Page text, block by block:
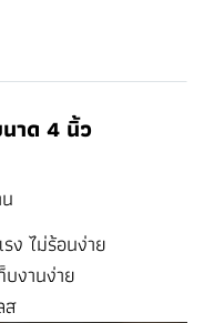
าด 4 นิ้ว
ง ไม่ร้อนง่าย
งานง่าย
ส